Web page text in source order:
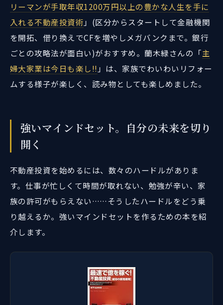
リーマンが手取年収1200万円以上の豊かな人生を手に
入れる不動産投資術 」(区分からスタートして金融機関
を開拓、借り換えでCFを増やしメガバンクまで。銀行
ごとの攻略法が面白い)がおすすめ。蘭木緑さんの「主
婦大家業は今日も楽し!! 」は、家族でわいわいリフォー
ムする様子が楽しく、読み物としても楽しめました。
強いマインドセット。自分の未来を切り
開く
不動産投資を始めるには、数々のハードルがありま
す。仕事が忙しくて時間が取れない、勉強が辛い、家
族の許可がもらえない……そうしたハードルをどう乗
り越えるか。強いマインドセットを作るための本を紹
介します。